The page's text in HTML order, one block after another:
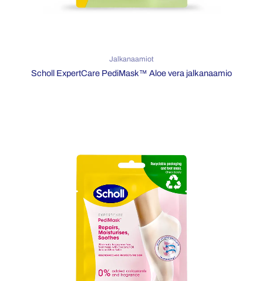
Jalkanaamiot
Scholl ExpertCare PediMask™ Aloe vera jalkanaamio